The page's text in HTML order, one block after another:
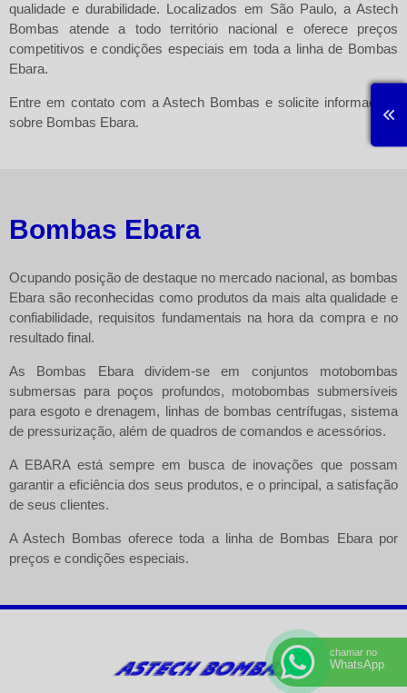
qualidade e durabilidade. Localizados em São Paulo, a Astech
Bombas atende a todo território nacional e oferece preços
competitivos e condições especiais em toda a linha de Bombas
Ebara.
Entre em contato com aAstech Bombas e solicite informações
sobre Bombas Ebara.
Bombas Ebara
Ocupando posição de destaque no mercado nacional, as bombas
Ebara são reconhecidas como produtos da mais alta qualidade e
confiabilidade, requisitos fundamentais na hora da compra e no
resultado final.
As Bombas Ebaradividem-se em conjuntos motobombas
submersas para poços profundos, motobombas submersíveis
para esgoto e drenagem, linhas de bombas centrífugas, sistema
de pressurização, além de quadros de comandos e acessórios.
A EBARA está sempre em busca de inovações que possam
garantir a eficiência dos seus produtos, e o principal, a satisfação
de seus clientes.
A Astech Bombas oferece toda a linha de Bombas Ebarapor
preços e condições especiais.
chamar no
WhatsApp